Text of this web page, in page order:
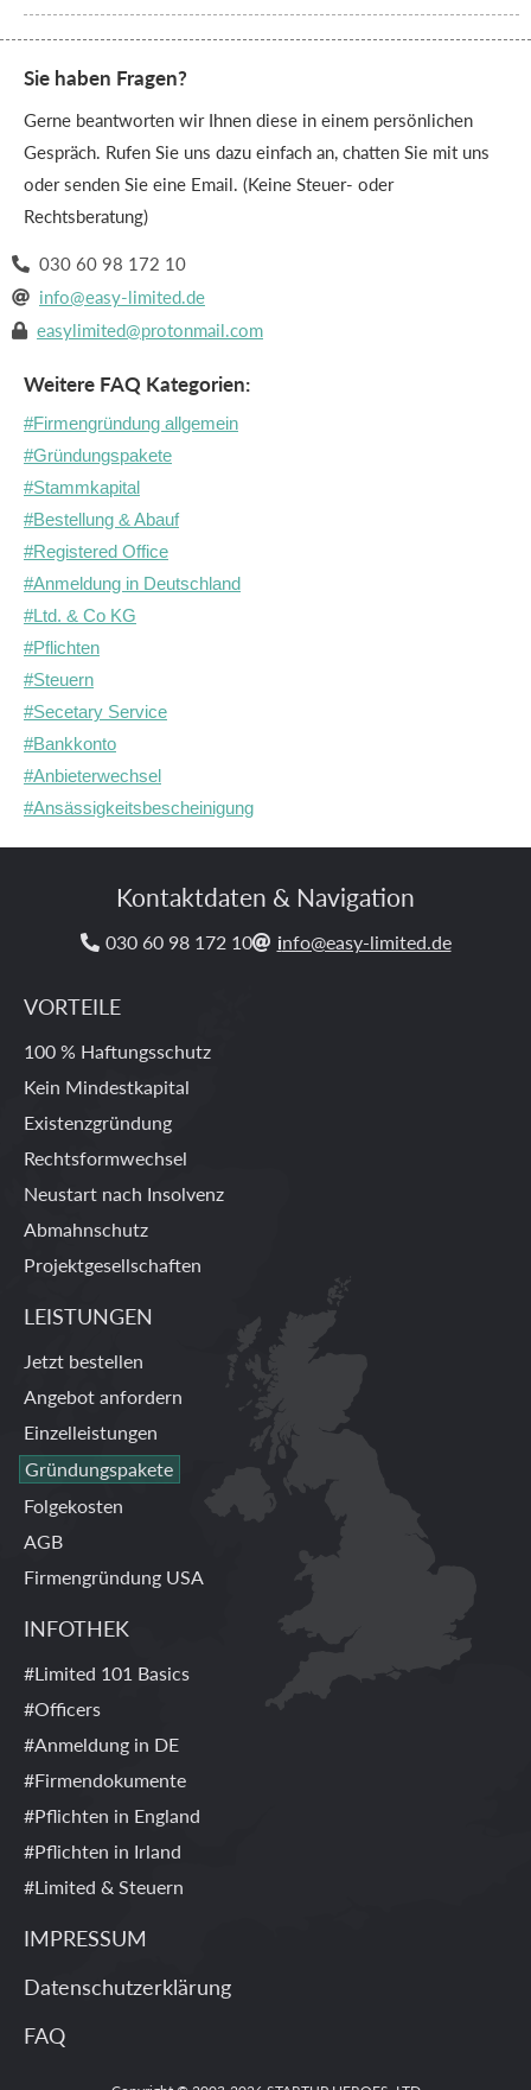
Sie haben Fragen?
Gerne beantworten wir Ihnen diese in einem persönlichen
Gespräch. Rufen Sie uns dazu einfach an, chatten Sie mit uns
oder senden Sie eine Email. (Keine Steuer- oder
Rechtsberatung)
 030 60 98 172 10
 info@easy-limited.de
 easylimited@protonmail.com
Weitere FAQ Kategorien:
#Firmengründung allgemein
#Gründungspakete
#Stammkapital
#Bestellung & Abauf
#Registered Office
#Anmeldung in Deutschland
#Ltd. & Co KG
#Pflichten
#Steuern
#Secetary Service
#Bankkonto
#Anbieterwechsel
#Ansässigkeitsbescheinigung
Kontaktdaten & Navigation
 030 60 98 172 10 info@easy-limited.de
VORTEILE
100 % Haftungsschutz
Kein Mindestkapital
Existenzgründung
Rechtsformwechsel
Neustart nach Insolvenz
Abmahnschutz
Projektgesellschaften
LEISTUNGEN
Jetzt bestellen
Angebot anfordern
Einzelleistungen
Gründungspakete
Folgekosten
AGB
Firmengründung USA
INFOTHEK
#Limited 101 Basics
#Officers
#Anmeldung in DE
#Firmendokumente
#Pflichten in England
#Pflichten in Irland
#Limited & Steuern
IMPRESSUM
Datenschutzerklärung
FAQ